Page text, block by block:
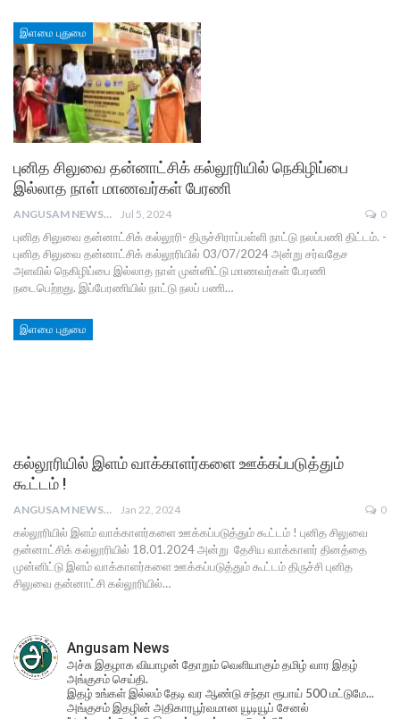
இளமை புதுமை
புனித சிலுவை தன்னாட்சிக் கல்லூரியில் நெகிழிப்பை
இல்லாத நாள் மாணவர்கள் பேரணி
ANGUSAM NEWS Jul 5, 2024 0
புனித சிலுவை தன்னாட்சிக் கல்லூரி- திருச்சிராப்பள்ளி நாட்டு நலப்பணி திட்டம். -
புனித சிலுவை தன்னாட்சிக் கல்லூரியில் 03/07/2024 அன்று சர்வதேச
அளவில் நெகிழிப்பை இல்லாத நாள் முன்னிட்டு மாணவர்கள் பேரணி
நடைபெற்றது. இப்பேரணியில் நாட்டு நலப் பணி…
இளமை புதுமை
கல்லூரியில் இளம் வாக்காளர்களை ஊக்கப்படுத்தும்
கூட்டம் !
ANGUSAM NEWS Jan 22, 2024 0
கல்லூரியில் இளம் வாக்காளர்களை ஊக்கப்படுத்தும் கூட்டம் ! புனித சிலுவை
தன்னாட்சிக் கல்லூரியில் 18.01.2024 அன்று தேசிய வாக்காளர் தினத்தை
முன்னிட்டு இளம் வாக்காளர்களை ஊக்கப்படுத்தும் கூட்டம் திருச்சி புனித
சிலுவை தன்னாட்சி கல்லூரியில்…
Angusam News
அச்சு இதழாக வியாழன் தோறும் வெளியாகும் தமிழ் வார இதழ்
அங்குசம் செய்தி.
இதழ் உங்கள் இல்லம் தேடி வர ஆண்டு சந்தா ரூபாய் 500 மட்டுமே...
அங்குசம் இதழின் அதிகாரபூர்வமான யூடியூப் சேனல்